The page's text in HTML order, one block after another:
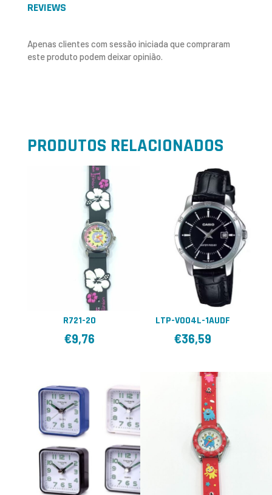
REVIEWS
Apenas clientes com sessão iniciada que compraram
este produto podem deixar opinião.
PRODUTOS RELACIONADOS
R721-20
€9,76
LTP-V004L-1AUDF
€36,59